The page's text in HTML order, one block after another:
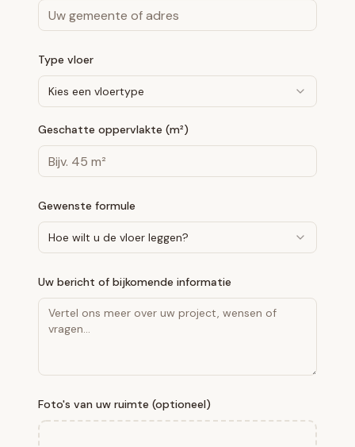
Type vloer
Kies een vloertype
Geschatte oppervlakte (m²)
Gewenste formule
Hoe wilt u de vloer leggen?
Uw bericht of bijkomende informatie
Foto's van uw ruimte (optioneel)